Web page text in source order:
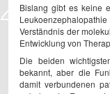
Bislang gibt es keine
Verständnis der
Entwicklung von
Die beiden
bekannt, aber die
damit verbundenen